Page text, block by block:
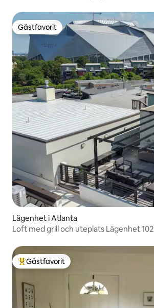
Gästfavorit
Gästfavorit
Lägenhet i Atlanta
Loft med grill och uteplats Lägenhet 102
Populär gästfavorit
Gästfavorit